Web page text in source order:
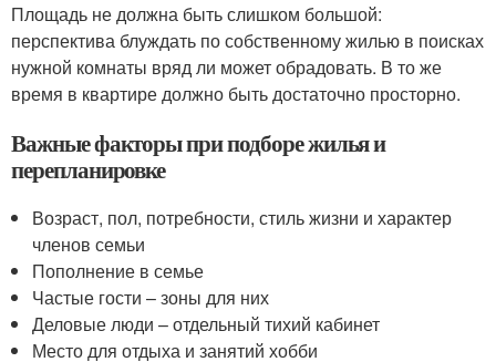
Площадь не должна быть слишком большой:
перспектива блуждать по собственному жилью в поисках
нужной комнаты вряд ли может обрадовать. В то же
время в квартире должно быть достаточно просторно.
Важные факторы при подборе жилья и
перепланировке
Возраст, пол, потребности, стиль жизни и характер
членов семьи
Пополнение в семье
Частые гости – зоны для них
Деловые люди – отдельный тихий кабинет
Место для отдыха и занятий хобби